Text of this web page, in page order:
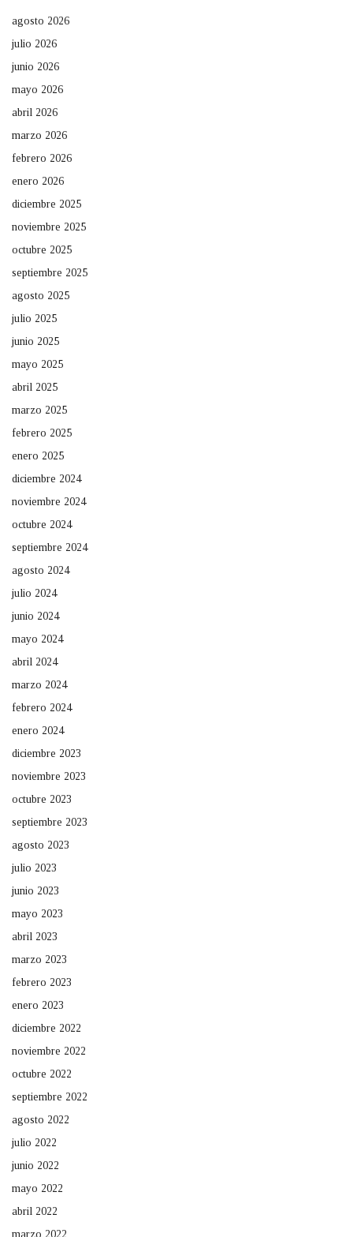
agosto 2026
julio 2026
junio 2026
mayo 2026
abril 2026
marzo 2026
febrero 2026
enero 2026
diciembre 2025
noviembre 2025
octubre 2025
septiembre 2025
agosto 2025
julio 2025
junio 2025
mayo 2025
abril 2025
marzo 2025
febrero 2025
enero 2025
diciembre 2024
noviembre 2024
octubre 2024
septiembre 2024
agosto 2024
julio 2024
junio 2024
mayo 2024
abril 2024
marzo 2024
febrero 2024
enero 2024
diciembre 2023
noviembre 2023
octubre 2023
septiembre 2023
agosto 2023
julio 2023
junio 2023
mayo 2023
abril 2023
marzo 2023
febrero 2023
enero 2023
diciembre 2022
noviembre 2022
octubre 2022
septiembre 2022
agosto 2022
julio 2022
junio 2022
mayo 2022
abril 2022
marzo 2022